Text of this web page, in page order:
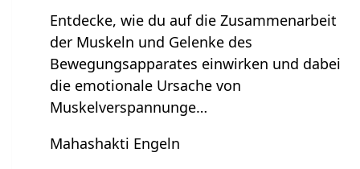
Entdecke, wie du auf die Zusammenarbeit
der Muskeln und Gelenke des
Bewegungsapparates einwirken und dabei
die emotionale Ursache von
Muskelverspannunge…
Mahashakti Engeln